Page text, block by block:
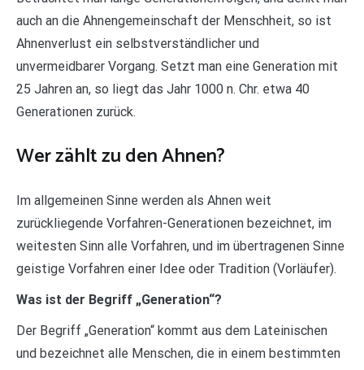
auch an die Ahnengemeinschaft der Menschheit, so ist
Ahnenverlust ein selbstverständlicher und
unvermeidbarer Vorgang. Setzt man eine Generation mit
25 Jahren an, so liegt das Jahr 1000 n. Chr. etwa 40
Generationen zurück.
Wer zählt zu den Ahnen?
Im allgemeinen Sinne werden als Ahnen weit
zurückliegende Vorfahren-Generationen bezeichnet, im
weitesten Sinn alle Vorfahren, und im übertragenen Sinne
geistige Vorfahren einer Idee oder Tradition (Vorläufer).
Was ist der Begriff „Generation“?
Der Begriff „Generation“ kommt aus dem Lateinischen
und bezeichnet alle Menschen, die in einem bestimmten